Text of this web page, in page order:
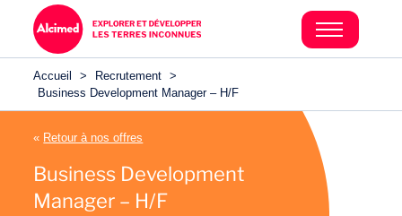
Accueil > Recrutement >
Business Development Manager – H/F
« Retour à nos offres
Business Development
Manager – H/F